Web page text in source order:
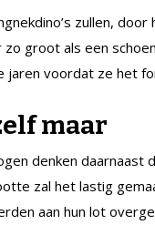
zullen,
zo groot als een
jaren voordat ze het
maar
denken daarnaast
zal het lastig
aan hun lot